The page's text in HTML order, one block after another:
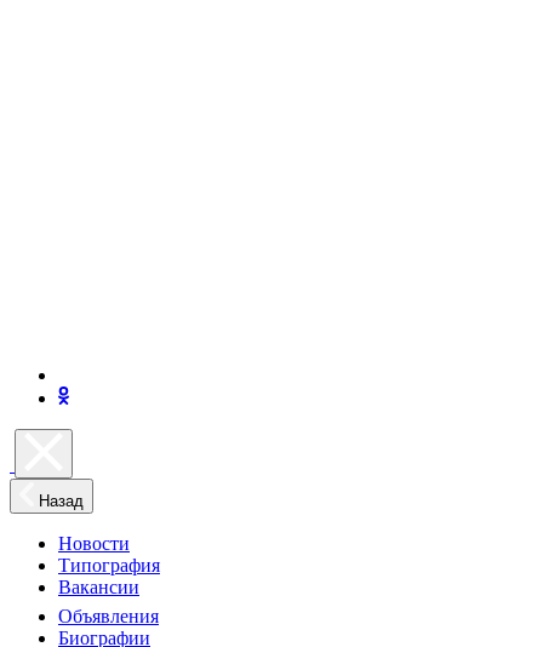
Назад
Новости
Типография
Вакансии
Объявления
Биографии